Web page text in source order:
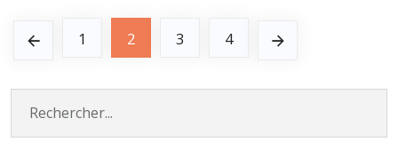
1 2 3 4